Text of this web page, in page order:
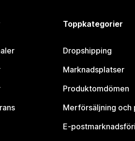
Toppkategorier
Dropshipping
Marknadsplatser
Produktomdömen
Merförsäljning och
E-